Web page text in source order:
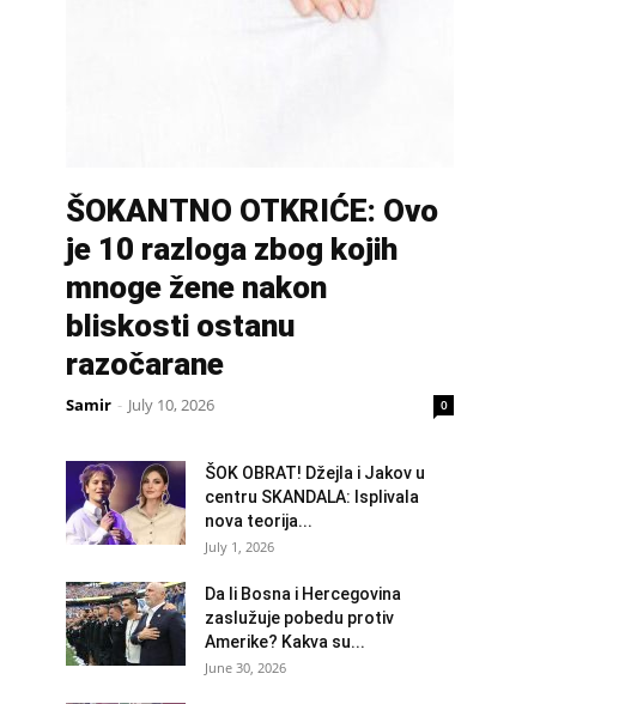
ŠOKANTNO OTKRIĆE: Ovo
je 10 razloga zbog kojih
mnoge žene nakon
bliskosti ostanu
razočarane
Samir - July 10, 2026 0
ŠOK OBRAT! Džejla i Jakov u
centru SKANDALA: Isplivala
nova teorija...
July 1, 2026
Da li Bosna i Hercegovina
zaslužuje pobedu protiv
Amerike? Kakva su...
June 30, 2026